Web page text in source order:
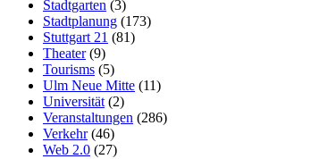
Stadtgarten (3)
Stadtplanung (173)
Stuttgart 21 (81)
Theater(9)
Tourisms (5)
Ulm Neue Mitte (11)
Universität (2)
Veranstaltungen (286)
Verkehr(46)
Web 2.0 (27)